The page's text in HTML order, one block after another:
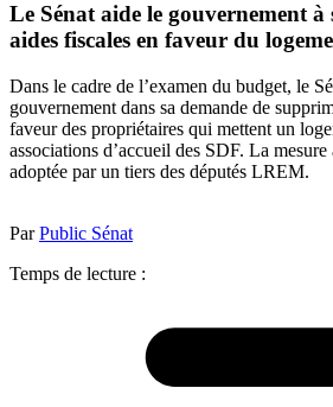
Le Sénat aide le gouvernement
aides fiscales en faveur du
Dans le cadre de l’examen du budget, le
gouvernement dans sa demande de
faveur des propriétaires qui mettent un
associations d’accueil des SDF. La
adoptée par un tiers des députés LREM.
ParPublic Sénat
Temps de lecture :